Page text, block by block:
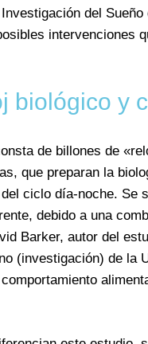
del
intervenciones
biológico y
de billones de
que preparan la
ciclo día-noche. Se
debido a una
Barker, autor del
(investigación) de la